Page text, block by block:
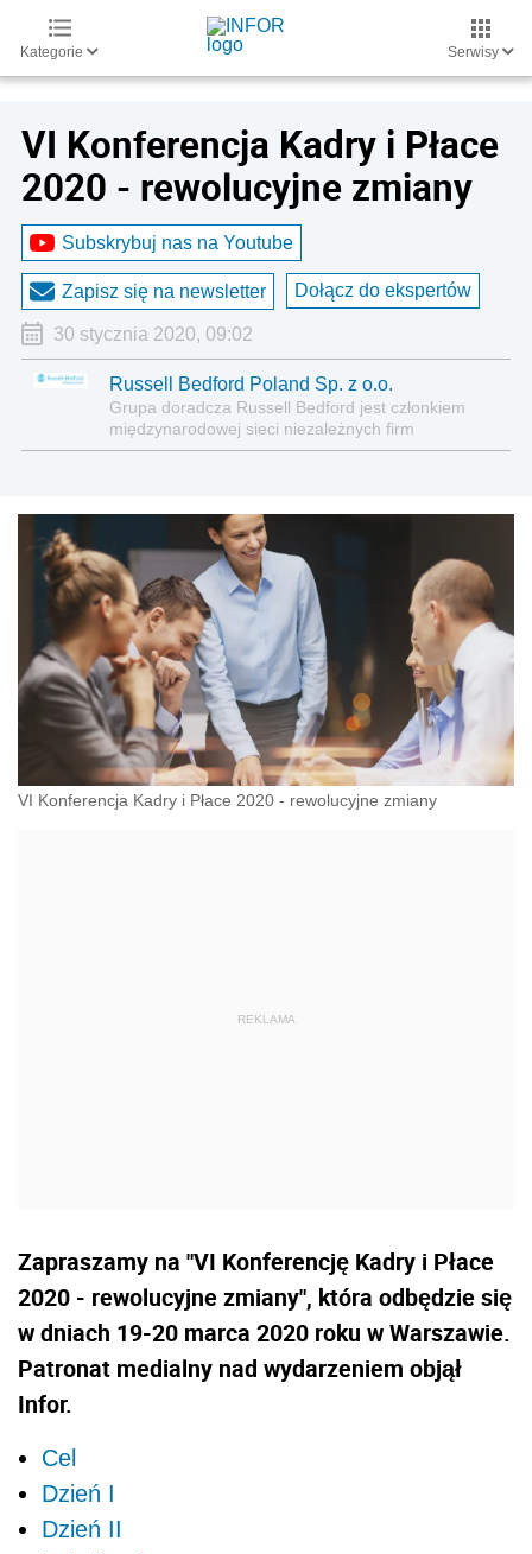
Kategorie Serwisy
VI Konferencja Kadry i Płace
2020 - rewolucyjne zmiany
Subskrybuj nas na Youtube
Zapisz się na newsletter Dołącz do ekspertów
30 stycznia 2020, 09:02
Russell Bedford Poland Sp. z o.o.
Grupa doradcza Russell Bedford jest członkiem
międzynarodowej sieci niezależnych firm
doradczych Russell Bedford International,
doradców biznesowych. Russell Bedford doradza
klientom w ponad 90 krajach na całym świecie.
Grupa posiada ponad 290 biur i zatrudnia ok. 7.000
profesjonalnych doradców.
VI Konferencja Kadry i Płace 2020 - rewolucyjne zmiany
Zapraszamy na "VI Konferencję Kadry i Płace
2020 - rewolucyjne zmiany", która odbędzie się
w dniach 19-20 marca 2020 roku w Warszawie.
Patronat medialny nad wydarzeniem objął
Infor.
Cel
Dzień I
Dzień II